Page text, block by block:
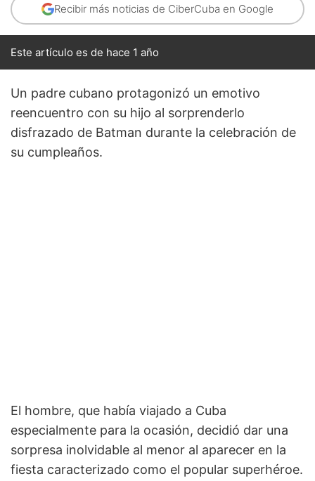
Recibir más noticias de CiberCuba en Google
Este artículo es de hace 1 año
Un padre cubano protagonizó un emotivo
reencuentro con su hijo al sorprenderlo
disfrazado de Batman durante la celebración de
su cumpleaños.
El hombre, que había viajado a Cuba
especialmente para la ocasión, decidió dar una
sorpresa inolvidable al menor al aparecer en la
fiesta caracterizado como el popular superhéroe.